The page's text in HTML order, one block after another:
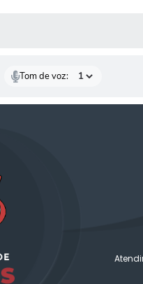
Tom de voz: